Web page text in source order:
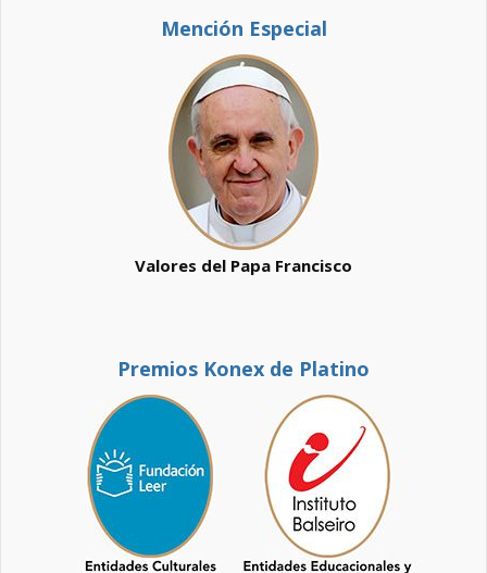
Mención Especial
Valores del Papa Francisco
Premios Konex de Platino